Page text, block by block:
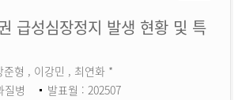
급성심장정지 발생 현황 및 특
형 , 이강민 , 최연화 *
질병
발표월 : 202507